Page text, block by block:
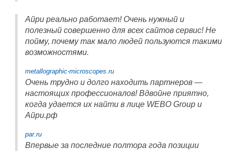
Айри реально работает! Очень нужный и
полезный совершенно для всех сайтов сервис! Не
пойму, почему так мало людей пользуются такими
возможностями.
metallographic-microscopes.ru
Очень трудно и долго находить партнеров —
настоящих профессионалов! Вдвойне приятно,
когда удается их найти в лице WEBO Group и
Айри.рф
par.ru
Впервые за последние полтора года позиции